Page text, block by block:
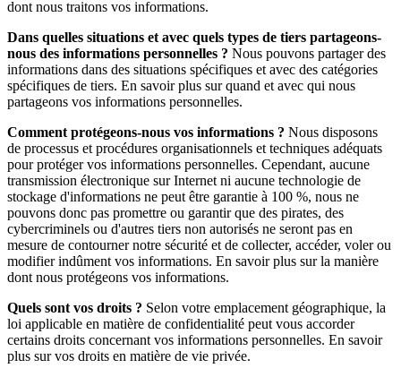
dont nous traitons vos informations.
Dans quelles situations et avec quels types de tiers partageons-
nous des informations personnelles ? Nous pouvons partager des
informations dans des situations spécifiques et avec des catégories
spécifiques de tiers. En savoir plus sur quand et avec qui nous
partageons vos informations personnelles.
Comment protégeons-nous vos informations ? Nous disposons
de processus et procédures organisationnels et techniques adéquats
pour protéger vos informations personnelles. Cependant, aucune
transmission électronique sur Internet ni aucune technologie de
stockage d'informations ne peut être garantie à 100 %, nous ne
pouvons donc pas promettre ou garantir que des pirates, des
cybercriminels ou d'autres tiers non autorisés ne seront pas en
mesure de contourner notre sécurité et de collecter, accéder, voler ou
modifier indûment vos informations. En savoir plus sur la manière
dont nous protégeons vos informations.
Quels sont vos droits ? Selon votre emplacement géographique, la
loi applicable en matière de confidentialité peut vous accorder
certains droits concernant vos informations personnelles. En savoir
plus sur vos droits en matière de vie privée.